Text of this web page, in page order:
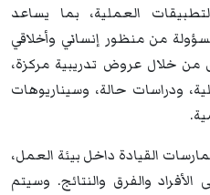
العملية، بما يساعد
من منظور إنساني وأخلاقي
خلال عروض تدريبية مركزة،
ودراسات حالة، وسيناريوهات
القيادة داخل بيئة العمل،
الأفراد والفرق والنتائج. وسيتم